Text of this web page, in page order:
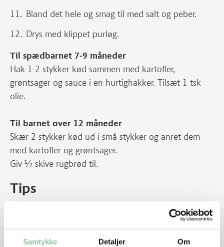
Samtykke Detaljer Om
Bland det hele og smag til med salt og peber.
Drys med klippet purløg.
Til spædbarnet 7-9 måneder
Hak 1-2 stykker kød sammen med kartofler,
grøntsager og sauce i en hurtighakker. Tilsæt 1 tsk
olie.
Til barnet over 12 måneder
Skær 2 stykker kød ud i små stykker og anret dem
med kartofler og grøntsager.
Giv ½ skive rugbrød til.
Tips
Brug en kartoffelmoser eller purépresser til at
Nakkekoteletter kan bruges i stedet for nakkefilet.